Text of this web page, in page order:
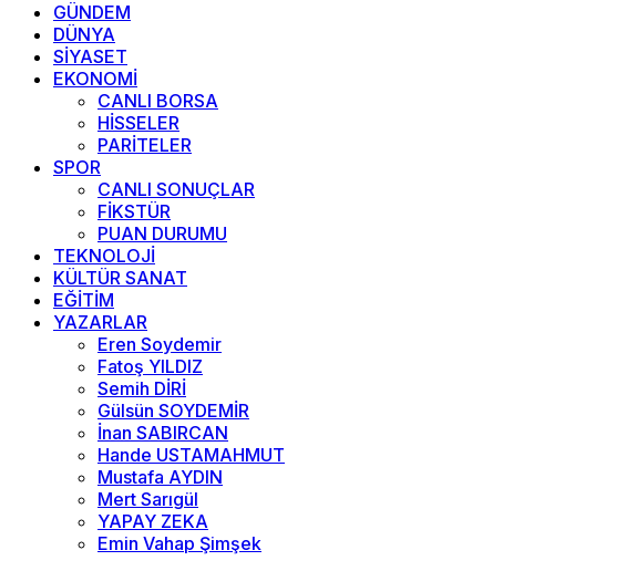
GÜNDEM
DÜNYA
SİYASET
EKONOMİ
CANLI BORSA
HİSSELER
PARİTELER
SPOR
CANLI SONUÇLAR
FİKSTÜR
PUAN DURUMU
TEKNOLOJİ
KÜLTÜR SANAT
EĞİTİM
YAZARLAR
Eren Soydemir
Fatoş YILDIZ
Semih DİRİ
Gülsün SOYDEMİR
İnan SABIRCAN
Hande USTAMAHMUT
Mustafa AYDIN
Mert Sarıgül
YAPAY ZEKA
Emin Vahap Şimşek